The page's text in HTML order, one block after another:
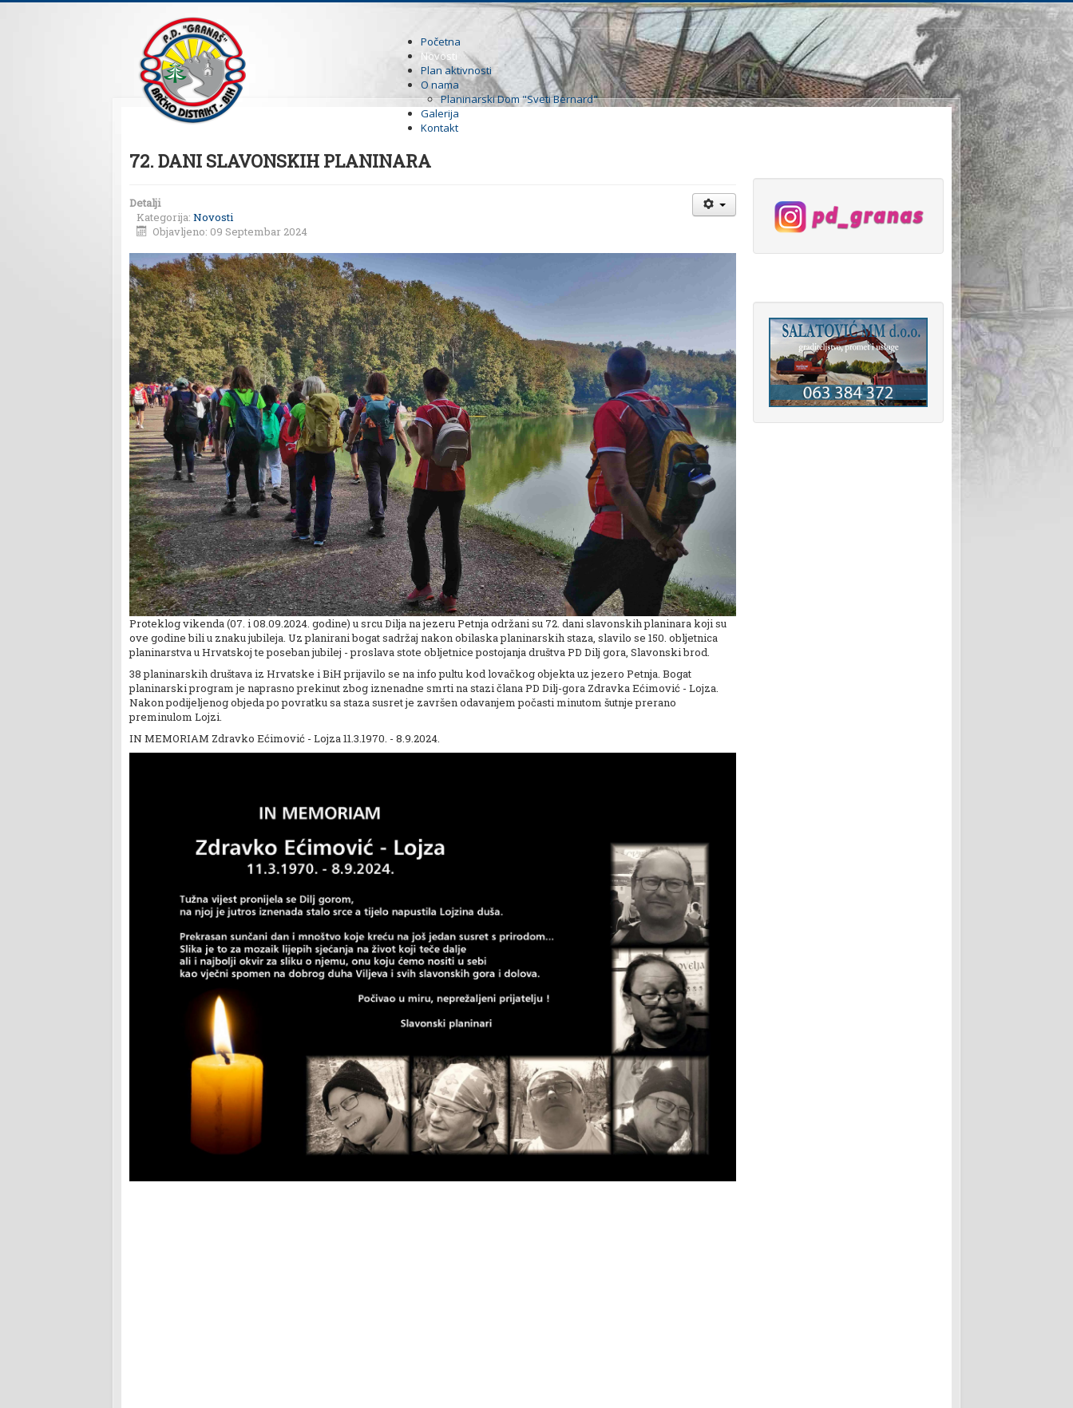
Početna
Novosti
Plan aktivnosti
O nama
Planinarski Dom "Sveti Bernard"
Galerija
Kontakt
72. DANI SLAVONSKIH PLANINARA
Detalji
Kategorija: Novosti
Objavljeno: 09 Septembar 2024
Proteklog vikenda (07. i 08.09.2024. godine) u srcu Dilja na jezeru Petnja održani su 72. dani slavonskih planinara koji su
ove godine bili u znaku jubileja. Uz planirani bogat sadržaj nakon obilaska planinarskih staza, slavilo se 150. obljetnica
planinarstva u Hrvatskoj te poseban jubilej - proslava stote obljetnice postojanja društva PD Dilj gora, Slavonski brod.
38 planinarskih društava iz Hrvatske i BiH prijavilo se na info pultu kod lovačkog objekta uz jezero Petnja. Bogat
planinarski program je naprasno prekinut zbog iznenadne smrti na stazi člana PD Dilj-gora Zdravka Ećimović - Lojza.
Nakon podijeljenog objeda po povratku sa staza susret je završen odavanjem počasti minutom šutnje prerano
preminulom Lojzi.
IN MEMORIAM Zdravko Ećimović - Lojza 11.3.1970. - 8.9.2024.